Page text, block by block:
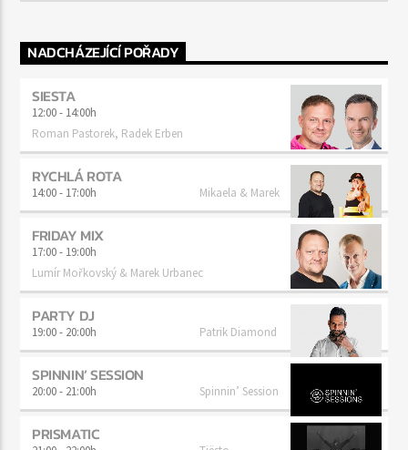
NADCHÁZEJÍCÍ POŘADY
SIESTA
12:00- 14:00h
Roman Pastorek, Radek Erben
RYCHLÁ ROTA
14:00- 17:00h Mikaela & Marek
FRIDAY MIX
17:00- 19:00h
Lumír Mořkovský & Marek Urbanec
PARTY DJ
19:00- 20:00h Patrik Diamond
SPINNIN’ SESSION
20:00- 21:00h Spinnin’ Session
PRISMATIC